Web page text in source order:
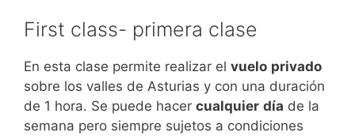
First class- primera clase
En esta clase permite realizar el vuelo privado
sobre los valles de Asturias y con una duración
de 1 hora. Se puede hacer cualquier día de la
semana pero siempre sujetos a condiciones